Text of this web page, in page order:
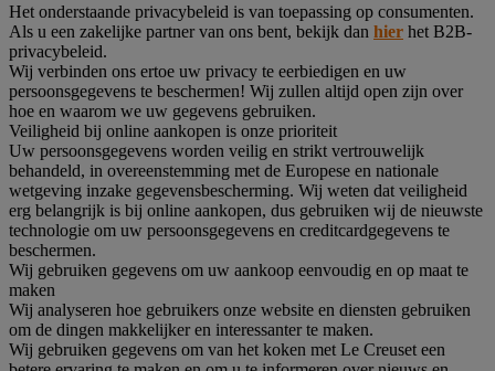
Het onderstaande privacybeleid is van toepassing op consumenten.
Als u een zakelijke partner van ons bent, bekijk dan hier het B2B-
privacybeleid.
Wij verbinden ons ertoe uw privacy te eerbiedigen en uw
persoonsgegevens te beschermen! Wij zullen altijd open zijn over
hoe en waarom we uw gegevens gebruiken.
Veiligheid bij online aankopen is onze prioriteit
Uw persoonsgegevens worden veilig en strikt vertrouwelijk
behandeld, in overeenstemming met de Europese en nationale
wetgeving inzake gegevensbescherming. Wij weten dat veiligheid
erg belangrijk is bij online aankopen, dus gebruiken wij de nieuwste
technologie om uw persoonsgegevens en creditcardgegevens te
beschermen.
Wij gebruiken gegevens om uw aankoop eenvoudig en op maat te
maken
Wij analyseren hoe gebruikers onze website en diensten gebruiken
om de dingen makkelijker en interessanter te maken.
Wij gebruiken gegevens om van het koken met Le Creuset een